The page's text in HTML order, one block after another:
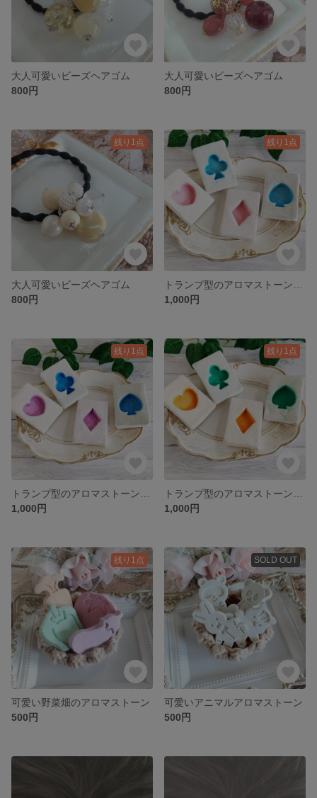
大人可愛いビーズヘアゴム
800円
大人可愛いビーズヘアゴム
800円
残り1点
大人可愛いビーズヘアゴム
800円
残り1点
1,000円
残り1点
1,000円
残り1点
1,000円
残り1点
可愛い野菜畑のアロマストーン
500円
SOLD OUT
可愛いアニマルアロマストーン
500円